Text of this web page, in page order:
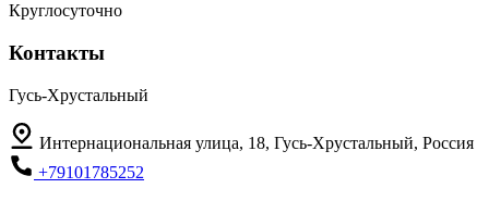
Круглосуточно
Контакты
Гусь-Хрустальный
Интернациональная улица, 18, Гусь-Хрустальный, Россия
+79101785252